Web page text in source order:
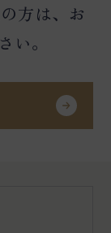
方は、お
い。